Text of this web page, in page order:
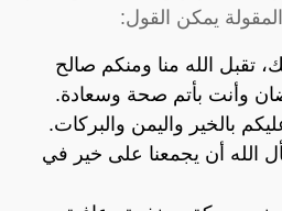
يمكن القول:
تقبل الله منا ومنكم صالح
وأنت بأتم صحة وسعادة.
بالخير واليمن والبركات.
الله أن يجمعنا على خير في